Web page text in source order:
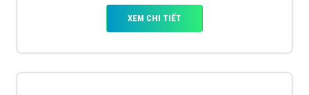
XEM CHI TIẾT